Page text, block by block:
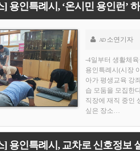
용인특례시, ‘온시민 용인런’
AD 소연기자
-4일부터 생활체육
용인특례시(시장
아가 평생교육 강
습 모둠을 모집한
직장에 재직 중인
싶은 장소…
용인특례시, 교차로 신호정보